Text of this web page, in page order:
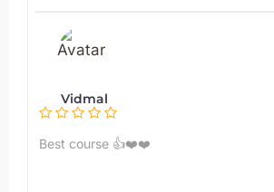
Vidmal
Best course 👍❤️❤️